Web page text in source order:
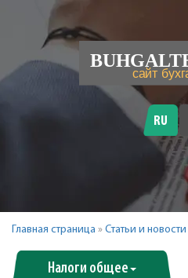
RU
Главная страница » Статьи и новости
Налоги общее